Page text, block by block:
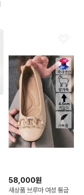
58,000원
새상품 브루마 여성 통굽